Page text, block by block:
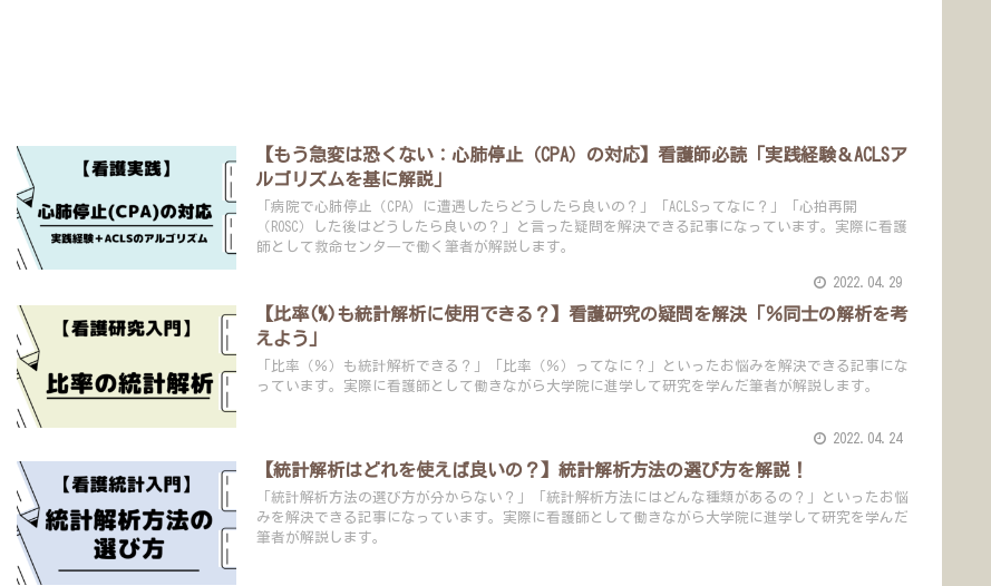
【もう急変は恐くない：心肺停止（CPA）の対応】看護師必読「実践経験＆ACLSア
ルゴリズムを基に解説」
「病院で心肺停止（CPA）に遭遇したらどうしたら良いの？」「ACLSってなに？」「心拍再開
（ROSC）した後はどうしたら良いの？」と言った疑問を解決できる記事になっています。実際に看護
師として救命センタ―で働く筆者が解説します。
2022.04.29
【比率(%)も統計解析に使用できる？】看護研究の疑問を解決「％同士の解析を考
えよう」
「比率（％）も統計解析できる？」「比率（％）ってなに？」といったお悩みを解決できる記事にな
っています。実際に看護師として働きながら大学院に進学して研究を学んだ筆者が解説します。
2022.04.24
【統計解析はどれを使えば良いの？】統計解析方法の選び方を解説！
「統計解析方法の選び方が分からない？」「統計解析方法にはどんな種類があるの？」といったお悩
みを解決できる記事になっています。実際に看護師として働きながら大学院に進学して研究を学んだ
筆者が解説します。